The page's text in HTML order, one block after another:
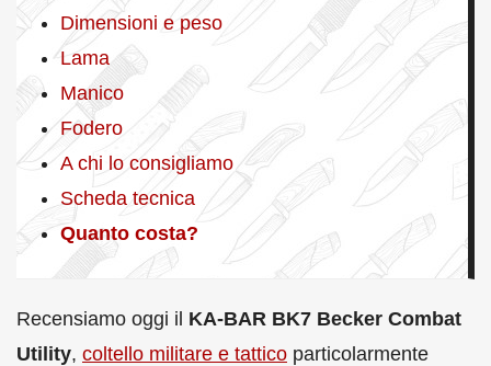
Dimensioni e peso
Lama
Manico
Fodero
A chi lo consigliamo
Scheda tecnica
Quanto costa?
Recensiamo oggi il KA-BAR BK7 Becker Combat
Utility, coltello militare e tattico particolarmente